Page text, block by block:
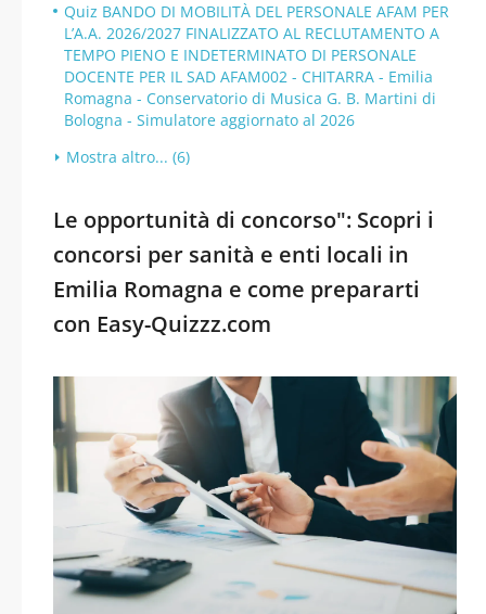
Quiz BANDO DI MOBILITÀ DEL PERSONALE AFAM PER
L’A.A. 2026/2027 FINALIZZATO AL RECLUTAMENTO A
TEMPO PIENO E INDETERMINATO DI PERSONALE
DOCENTE PER IL SAD AFAM002 - CHITARRA - Emilia
Romagna - Conservatorio di Musica G. B. Martini di
Bologna - Simulatore aggiornato al 2026
Mostra altro... (6)
Le opportunità di concorso": Scopri i
concorsi per sanità e enti locali in
Emilia Romagna e come prepararti
con Easy-Quizzz.com